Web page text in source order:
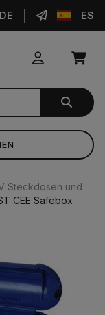
DE ES
Steckdosen und
CEE Safebox